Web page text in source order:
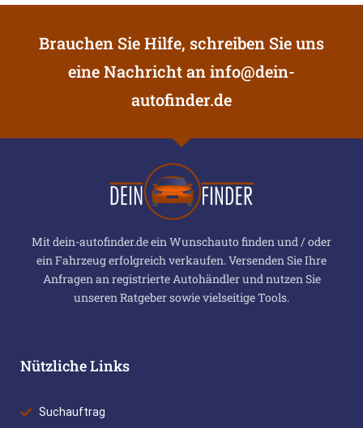
Brauchen Sie Hilfe, schreiben Sie uns
eine Nachricht aninfo@dein-
autofinder.de
Mit dein-autofinder.de ein Wunschauto finden und / oder
ein Fahrzeug erfolgreich verkaufen. Versenden Sie Ihre
Anfragen an registrierte Autohändler und nutzen Sie
unseren Ratgeber sowie vielseitige Tools.
Nützliche Links
Suchauftrag